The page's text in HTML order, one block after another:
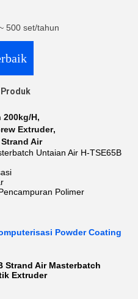
500 set/tahun
200kg/H,
Extruder,
Air
Untaian Air H-TSE65B
Polimer
Powder Coating
Strand Air Masterbatch
Extruder